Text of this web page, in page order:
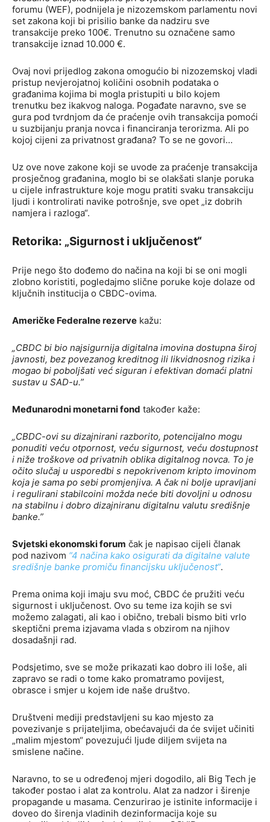
forumu (WEF), podnijela je nizozemskom parlamentu novi
set zakona koji bi prisilio banke da nadziru sve
transakcije preko 100€. Trenutno su označene samo
transakcije iznad 10.000 €.
Ovaj novi prijedlog zakona omogućio bi nizozemskoj vladi
pristup nevjerojatnoj količini osobnih podataka o
građanima kojima bi mogla pristupiti u bilo kojem
trenutku bez ikakvog naloga. Pogađate naravno, sve se
gura pod tvrdnjom da će praćenje ovih transakcija pomoći
u suzbijanju pranja novca i financiranja terorizma. Ali po
kojoj cijeni za privatnost građana? To se ne govori…
Uz ove nove zakone koji se uvode za praćenje transakcija
prosječnog građanina, moglo bi se olakšati slanje poruka
u cijele infrastrukture koje mogu pratiti svaku transakciju
ljudi i kontrolirati navike potrošnje, sve opet „iz dobrih
namjera i razloga“.
Retorika: „Sigurnost i uključenost“
Prije nego što dođemo do načina na koji bi se oni mogli
zlobno koristiti, pogledajmo slične poruke koje dolaze od
ključnih institucija o CBDC-ovima.
Američke Federalne rezerve kažu:
„CBDC bi bio najsigurnija digitalna imovina dostupna široj
javnosti, bez povezanog kreditnog ili likvidnosnog rizika i
mogao bi poboljšati već siguran i efektivan domaći platni
sustav u SAD-u.”
Međunarodni monetarni fond također kaže:
„CBDC-ovi su dizajnirani razborito, potencijalno mogu
ponuditi veću otpornost, veću sigurnost, veću dostupnost
i niže troškove od privatnih oblika digitalnog novca. To je
očito slučaj u usporedbi s nepokrivenom kripto imovinom
koja je sama po sebi promjenjiva. A čak ni bolje upravljani
i regulirani stabilcoini možda neće biti dovoljni u odnosu
na stabilnu i dobro dizajniranu digitalnu valutu središnje
banke.”
Svjetski ekonomski forum čak je napisao cijeli članak
pod nazivom “4 načina kako osigurati da digitalne valute
središnje banke promiču financijsku uključenost“.
Prema onima koji imaju svu moć, CBDC će pružiti veću
sigurnost i uključenost. Ovo su teme iza kojih se svi
možemo zalagati, ali kao i obično, trebali bismo biti vrlo
skeptični prema izjavama vlada s obzirom na njihov
dosadašnji rad.
Podsjetimo, sve se može prikazati kao dobro ili loše, ali
zapravo se radi o tome kako promatramo povijest,
obrasce i smjer u kojem ide naše društvo.
Društveni mediji predstavljeni su kao mjesto za
povezivanje s prijateljima, obećavajući da će svijet učiniti
„malim mjestom“ povezujući ljude diljem svijeta na
smislene načine.
Naravno, to se u određenoj mjeri dogodilo, ali Big Tech je
također postao i alat za kontrolu. Alat za nadzor i širenje
propagande u masama. Cenzurirao je istinite informacije i
doveo do širenja vladinih dezinformacija koje su